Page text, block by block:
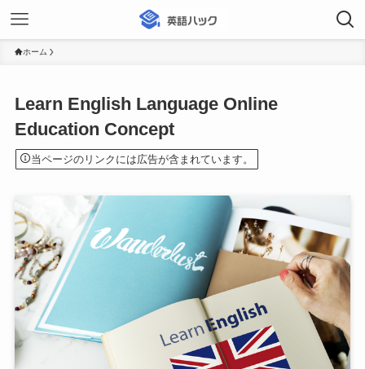
ホーム
Learn English Language Online
Education Concept
当ページのリンクには広告が含まれています。